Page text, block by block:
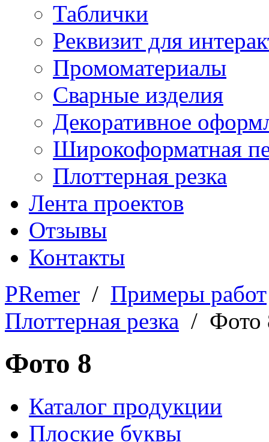
Таблички
Реквизит для
Промоматериалы
Сварные изделия
Декоративное
Широкоформатная
Плоттерная резка
Лента проектов
Отзывы
Контакты
PRemer / Примеры работ
Плоттерная резка / Фото
Фото 8
Каталог продукции
Плоские буквы